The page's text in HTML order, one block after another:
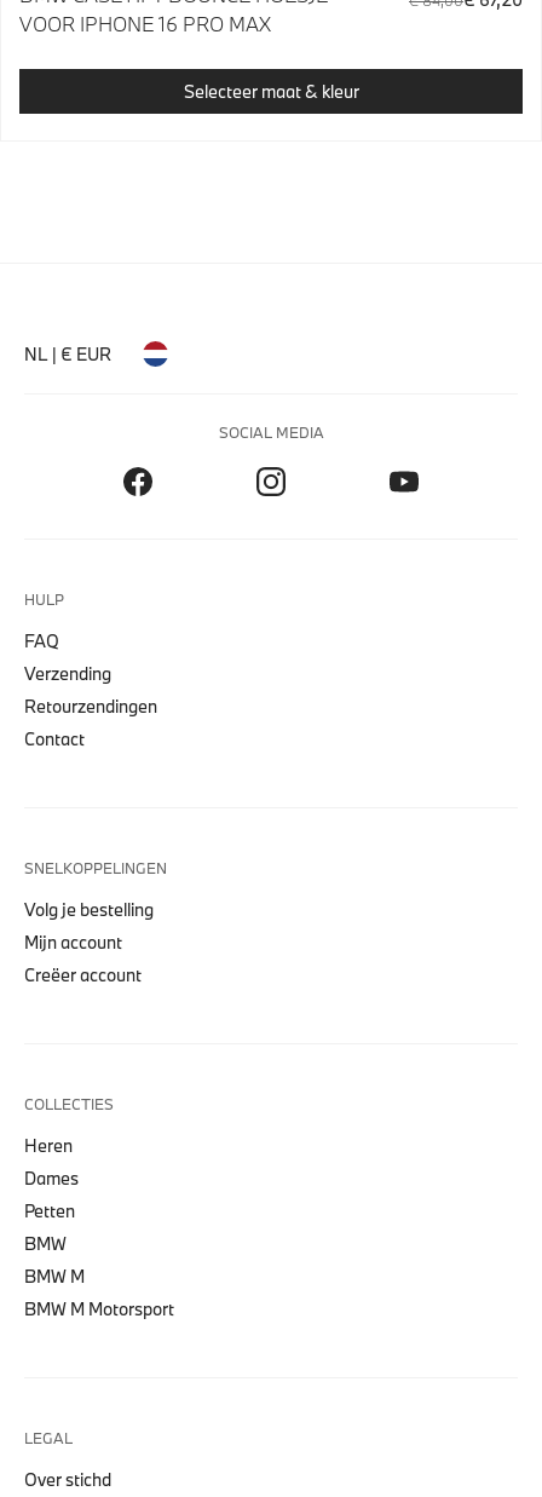
VOOR IPHONE 16 PRO MAX
Selecteer maat & kleur
NL | € EUR
SOCIAL MEDIA
HULP
FAQ
Verzending
Retourzendingen
Contact
SNELKOPPELINGEN
Volg je bestelling
Mijn account
Creëer account
COLLECTIES
Heren
Dames
Petten
BMW
BMW M
BMW M Motorsport
LEGAL
Over stichd